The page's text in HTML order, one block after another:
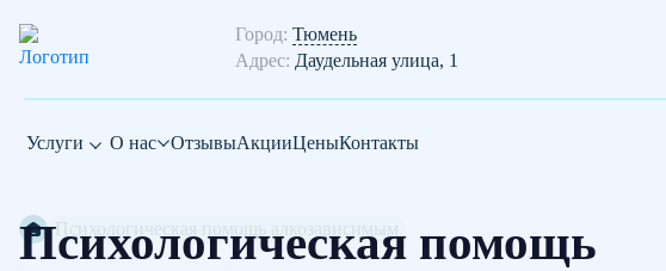
Город: Тюмень
Адрес: Даудельная улица, 1
Услуги О нас ОтзывыАкцииЦеныКонтакты
Психологическая помощь алкозависимым
Психологическая помощь